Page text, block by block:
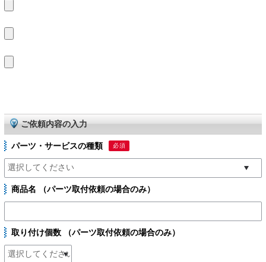
ご依頼内容の入力
パーツ・サービスの種類 必須
商品名 （パーツ取付依頼の場合のみ）
取り付け個数 （パーツ取付依頼の場合のみ）